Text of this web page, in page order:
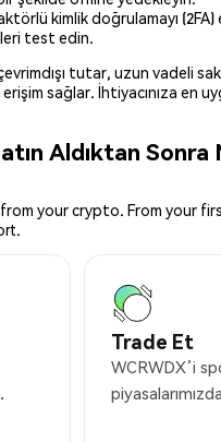
kimlik doğrulamayı
test edin.
tutar, uzun vadeli
sağlar. İhtiyacınıza en
Aldıktan
from your crypto. From
Trade Et
WCRWDX’i